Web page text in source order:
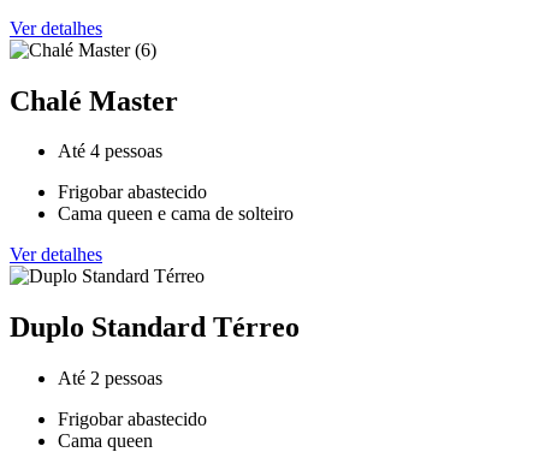
Ver detalhes
Chalé Master
Até 4 pessoas
Frigobar abastecido
Cama queen e cama de solteiro
Ver detalhes
Duplo Standard Térreo
Até 2 pessoas
Frigobar abastecido
Cama queen